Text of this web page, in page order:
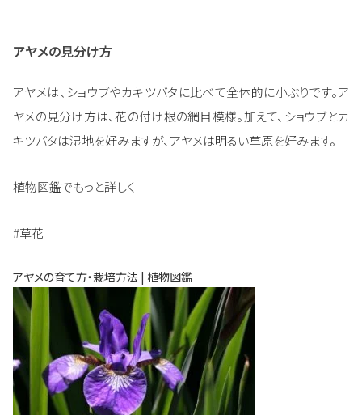
アヤメの見分け方
アヤメは、ショウブやカキツバタに比べて全体的に小ぶりです。ア
ヤメの見分け方は、花の付け根の網目模様。加えて、ショウブとカ
キツバタは湿地を好みますが、アヤメは明るい草原を好みます。
植物図鑑でもっと詳しく
#草花
アヤメの育て方・栽培方法 | 植物図鑑